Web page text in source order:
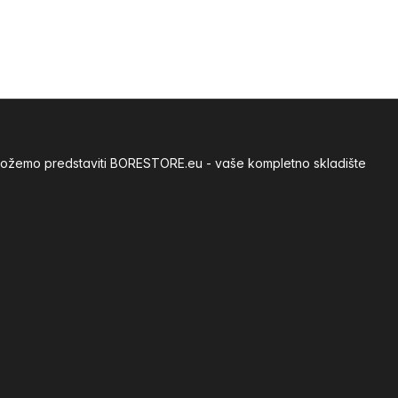
predstaviti BORESTORE.eu - vaše kompletno skladište